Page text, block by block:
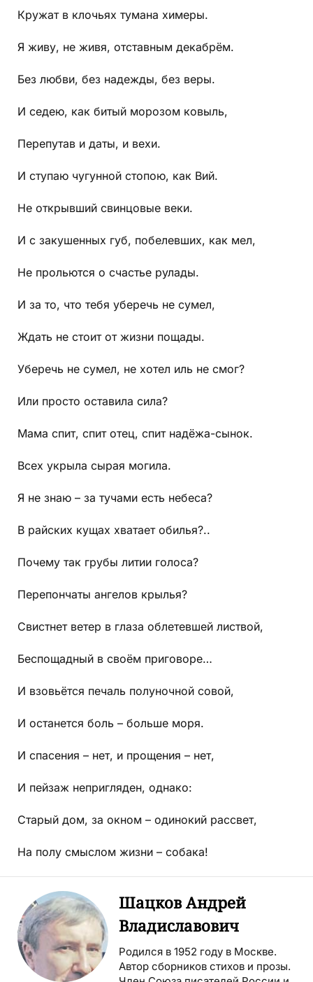
Кружат в клочьях тумана химеры.
Я живу, не живя, отставным декабрём.
Без любви, без надежды, без веры.
И седею, как битый морозом ковыль,
Перепутав и даты, и вехи.
И ступаю чугунной стопою, как Вий.
Не открывший свинцовые веки.
И с закушенных губ, побелевших, как мел,
Не прольются о счастье рулады.
И за то, что тебя уберечь не сумел,
Ждать не стоит от жизни пощады.
Уберечь не сумел, не хотел иль не смог?
Или просто оставила сила?
Мама спит, спит отец, спит надёжа-сынок.
Всех укрыла сырая могила.
Я не знаю – за тучами есть небеса?
В райских кущах хватает обилья?..
Почему так грубы литии голоса?
Перепончаты ангелов крылья?
Свистнет ветер в глаза облетевшей листвой,
Беспощадный в своём приговоре…
И взовьётся печаль полуночной совой,
И останется боль – больше моря.
И спасения – нет, и прощения – нет,
И пейзаж непригляден, однако:
Старый дом, за окном – одинокий рассвет,
На полу смыслом жизни – собака!
Шацков Андрей
Владиславович
Родился в 1952 году в Москве.
Автор сборников стихов и прозы.